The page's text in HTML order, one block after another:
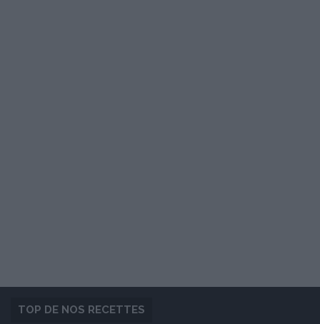
TOP DE NOS RECETTES